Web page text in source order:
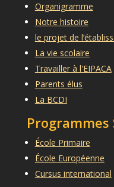
Organigramme
Notre histoire
le projet de
La vie scolaire
Travailler à l'EIPACA
Parents élus
La BCDI
Programmes
École Primaire
École Européenne
Cursus international